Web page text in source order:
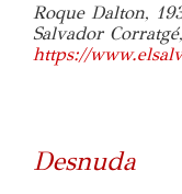
Roque Dalton,
Salvador
https://
Desnuda